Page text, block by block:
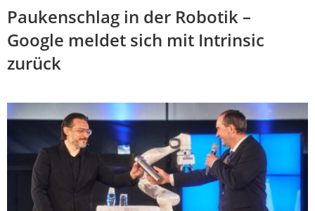
Paukenschlag in der Robotik –
Google meldet sich mit Intrinsic
zurück